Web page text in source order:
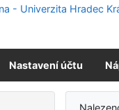
Nastavení účtu